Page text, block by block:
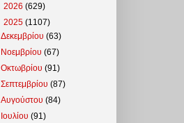
2026 (629)
2025 (1107)
Δεκεμβρίου(63)
Νοεμβρίου(67)
Οκτωβρίου(91)
Σεπτεμβρίου(87)
Αυγούστου(84)
Ιουλίου(91)